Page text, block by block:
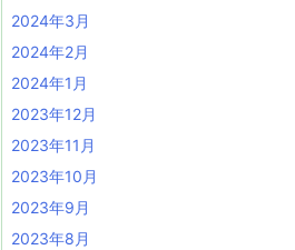
2024年3月
2024年2月
2024年1月
2023年12月
2023年11月
2023年10月
2023年9月
2023年8月